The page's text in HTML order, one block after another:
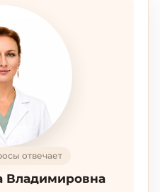
отвечает
Владимировна